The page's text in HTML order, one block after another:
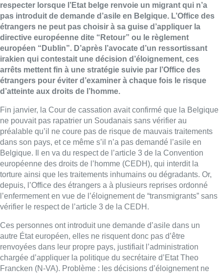
respecter lorsque l’Etat belge renvoie un migrant qui n’a
pas introduit de demande d’asile en Belgique. L’Office des
étrangers ne peut pas choisir à sa guise d’appliquer la
directive européenne dite “Retour” ou le règlement
européen “Dublin”. D’après l’avocate d’un ressortissant
irakien qui contestait une décision d’éloignement, ces
arrêts mettent fin à une stratégie suivie par l’Office des
étrangers pour éviter d’examiner à chaque fois le risque
d’atteinte aux droits de l’homme.
Fin janvier, la Cour de cassation avait confirmé que la Belgique
ne pouvait pas rapatrier un Soudanais sans vérifier au
préalable qu’il ne coure pas de risque de mauvais traitements
dans son pays, et ce même s’il n’a pas demandé l’asile en
Belgique. Il en va du respect de l’article 3 de la Convention
européenne des droits de l’homme (CEDH), qui interdit la
torture ainsi que les traitements inhumains ou dégradants. Or,
depuis, l’Office des étrangers a à plusieurs reprises ordonné
l’enfermement en vue de l’éloignement de “transmigrants” sans
vérifier le respect de l’article 3 de la CEDH.
Ces personnes ont introduit une demande d’asile dans un
autre État européen, elles ne risquent donc pas d’être
renvoyées dans leur propre pays, justifiait l’administration
chargée d’appliquer la politique du secrétaire d’Etat Theo
Francken (N-VA). Problème : les décisions d’éloignement ne